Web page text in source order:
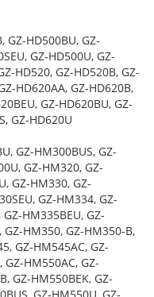
GZ-HD500BU, GZ-
GZ-HD500U, GZ-
HD520, GZ-HD520B, GZ-
HD620AA, GZ-HD620B,
GZ-HD620BU, GZ-
GZ-HD620U
GZ-HM300BUS, GZ-
GZ-HM320, GZ-
GZ-HM330, GZ-
GZ-HM334, GZ-
HM335BEU, GZ-
HM350, GZ-HM350-B,
GZ-HM545AC, GZ-
HM550AC, GZ-
GZ-HM550BEK, GZ-